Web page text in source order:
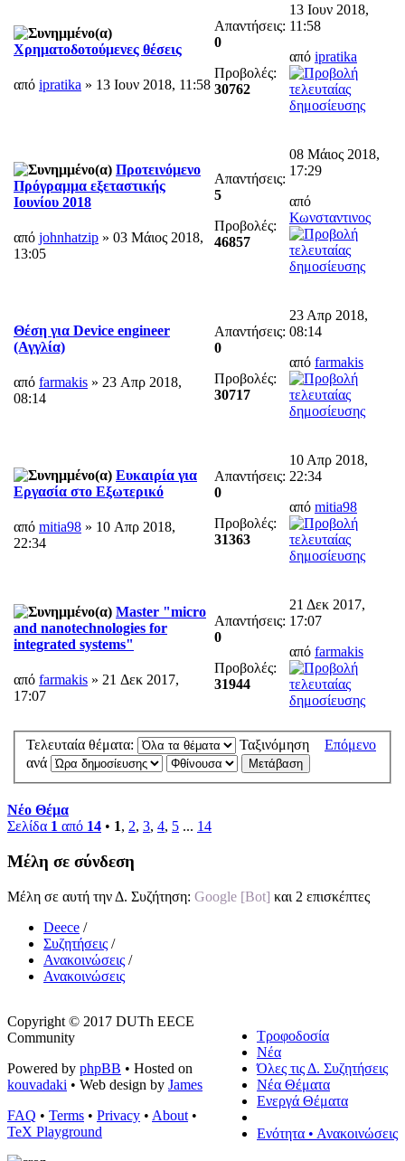
Χρηματοδοτούμενες θέσεις
από ipratika » 13 Ιουν 2018, 11:58
Απαντήσεις:
0
Προβολές:
30762
13 Ιουν 2018,
11:58
από ipratika
Προτεινόμενο
Πρόγραμμα εξεταστικής
Ιουνίου 2018
από johnhatzip » 03 Μάιος 2018,
13:05
Απαντήσεις:
5
Προβολές:
46857
08 Μάιος 2018,
17:29
από
Κωνσταντινος
Θέση για Device engineer
(Αγγλία)
από farmakis » 23 Απρ 2018,
08:14
Απαντήσεις:
0
Προβολές:
30717
23 Απρ 2018,
08:14
από farmakis
Ευκαιρία για
Εργασία στο Εξωτερικό
από mitia98 » 10 Απρ 2018,
22:34
Απαντήσεις:
0
Προβολές:
31363
10 Απρ 2018,
22:34
από mitia98
Master "micro
and nanotechnologies for
integrated systems"
από farmakis » 21 Δεκ 2017,
17:07
Απαντήσεις:
0
Προβολές:
31944
21 Δεκ 2017,
17:07
από farmakis
Επόμενο
Τελευταία θέματα:
Ταξινόμηση
ανά
Νέο Θέμα
Σελίδα 1 από 14 • 1, 2, 3, 4, 5 ... 14
Μέλη σε σύνδεση
Μέλη σε αυτή την Δ. Συζήτηση: Google [Bot] και 2 επισκέπτες
Deece /
Συζητήσεις /
Ανακοινώσεις /
Ανακοινώσεις
Τροφοδοσία
Νέα
Όλες τις Δ. Συζητήσεις
Νέα Θέματα
Ενεργά Θέματα
Ενότητα • Ανακοινώσεις
Copyright © 2017 DUTh EECE
Community
Powered by phpBB • Hosted on
kouvadaki • Web design by James
FAQ • Terms • Privacy • About •
TeX Playground